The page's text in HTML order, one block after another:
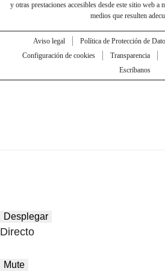
y otras prestaciones accesibles desde este sitio web a
medios que resulten
Aviso legal Política de Protección de
Configuración de cookies
Transparencia
Escríbanos
Desplegar
Directo
Mute